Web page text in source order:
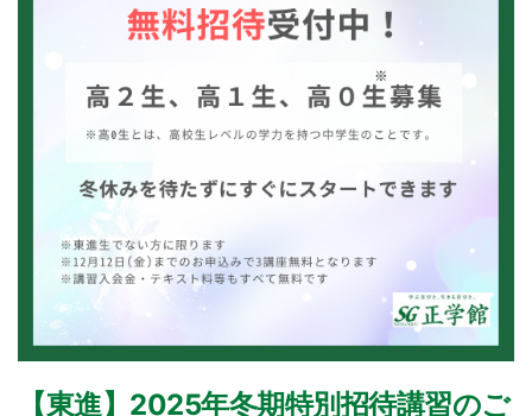
【東進】2025年冬期特別招待講習のご